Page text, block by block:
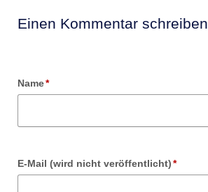
Einen Kommentar schreiben
Pflichtfeld
Name*
Pflichtfeld
E-Mail (wird nicht veröffentlicht)*